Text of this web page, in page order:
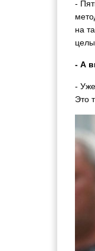
-
на
- А
-
Это